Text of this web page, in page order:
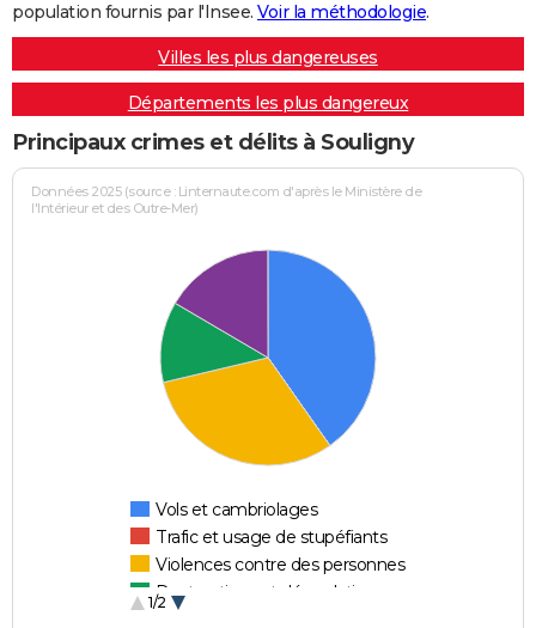
population fournis par l'Insee. Voir la méthodologie.
Villes les plus dangereuses
Départements les plus dangereux
Principaux crimes et délits à Souligny
Données 2025 (source : Linternaute.com d'après le Ministère de
l'Intérieur et des Outre-Mer)
Vols et cambriolages
Trafic et usage de stupéfiants
Violences contre des personnes
Destructions et dégradations
1/2